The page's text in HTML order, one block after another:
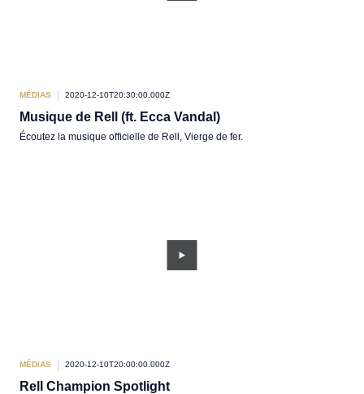
MÉDIAS 2020-12-10T20:30:00.000Z
Musique de Rell (ft. Ecca Vandal)
Écoutez la musique officielle de Rell, Vierge de fer.
MÉDIAS 2020-12-10T20:00:00.000Z
Rell Champion Spotlight